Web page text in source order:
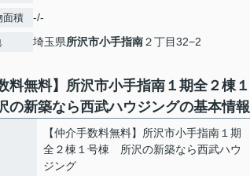
面積 -/-
埼玉県所沢市小手指南２丁目32−2
料無料】所沢市小手指南１期全２棟１
新築なら西武ハウジングの基本情報
【仲介手数料無料】所沢市小手指南１期
全２棟１号棟 所沢の新築なら西武ハウ
ジング